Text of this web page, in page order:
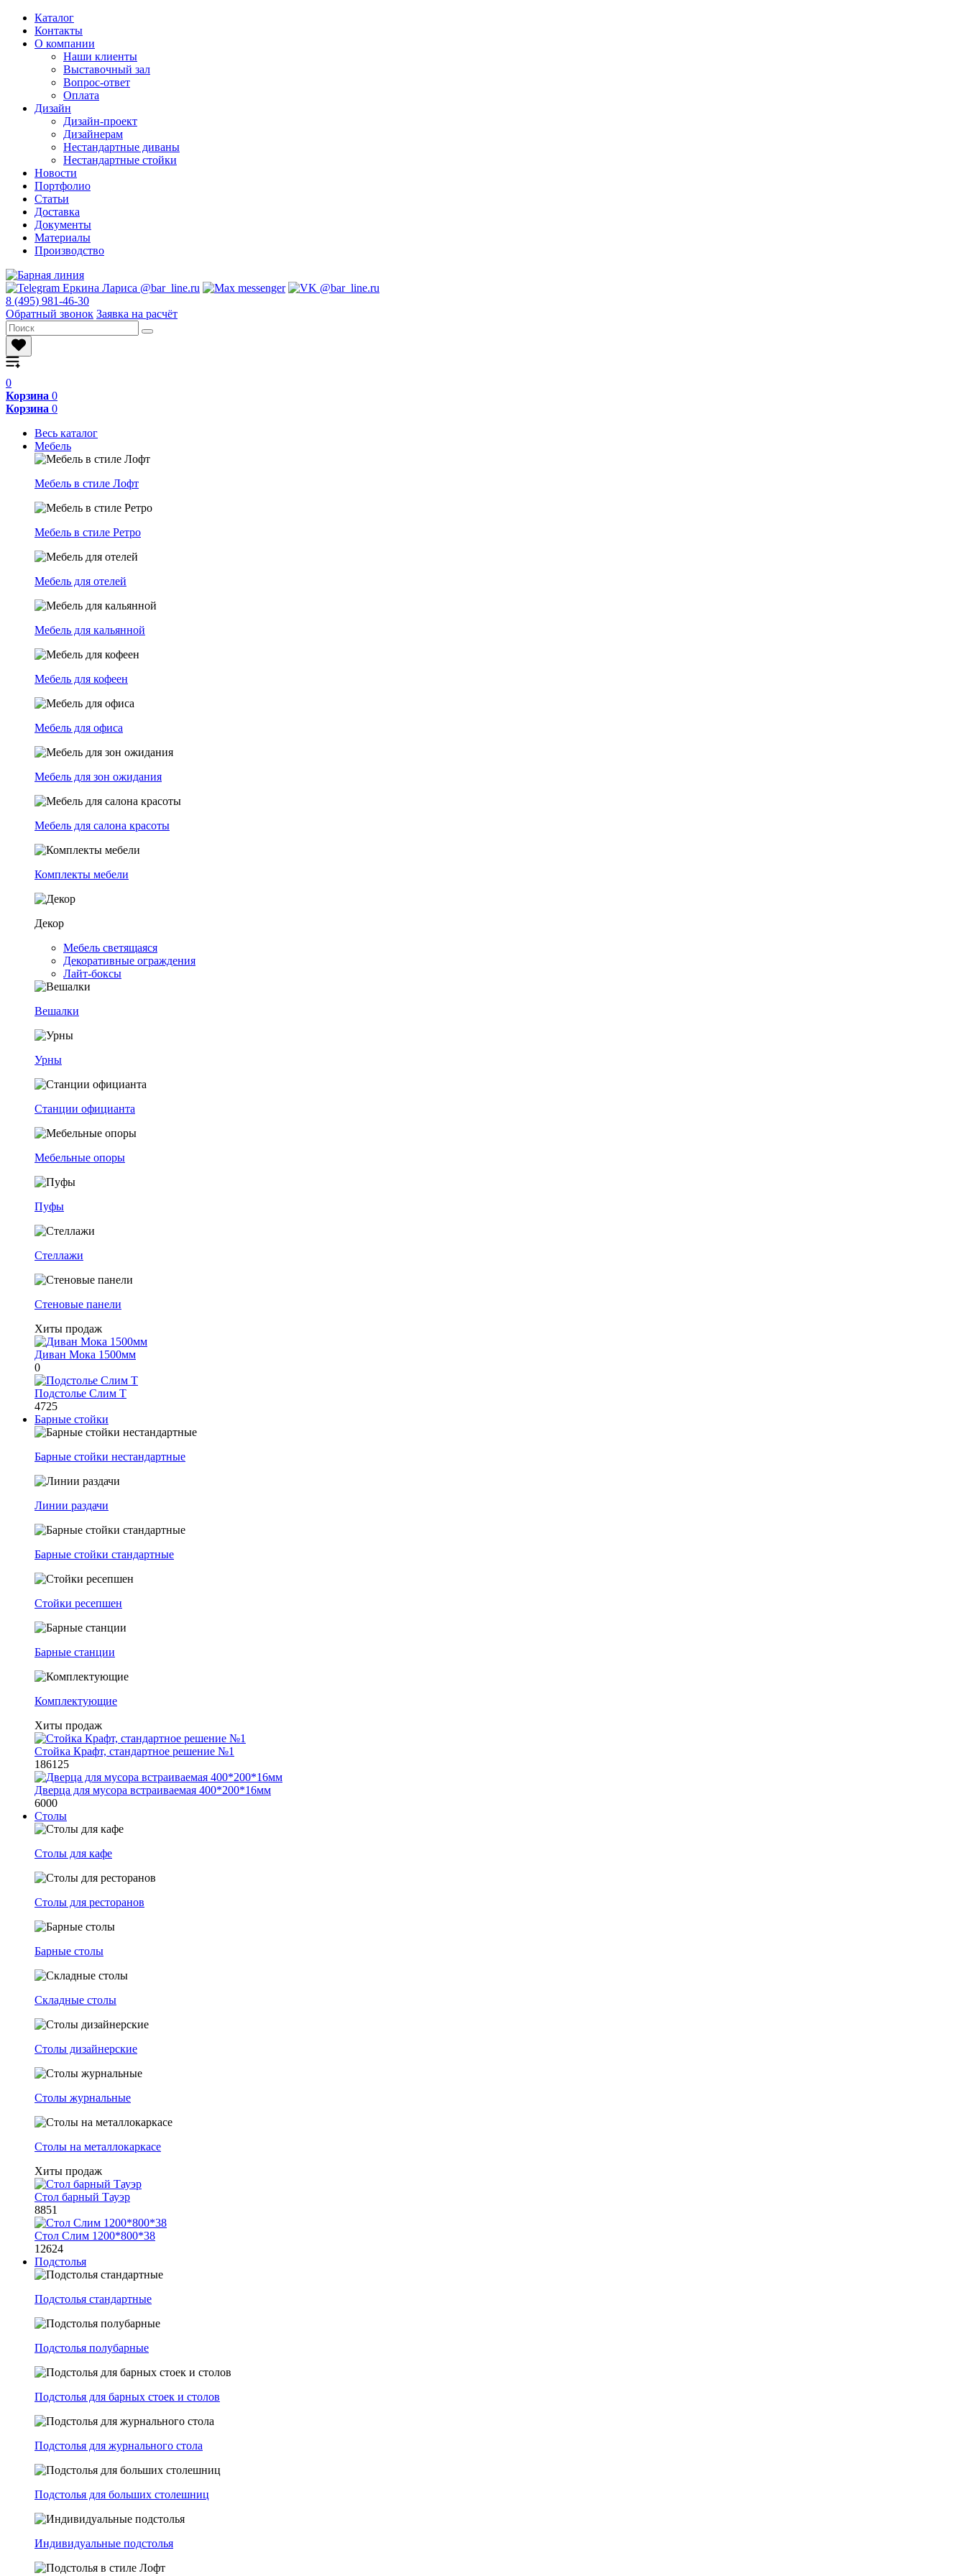
Каталог
Контакты
О компании
Наши клиенты
Выставочный зал
Вопрос-ответ
Оплата
Дизайн
Дизайн-проект
Дизайнерам
Нестандартные диваны
Нестандартные стойки
Новости
Портфолио
Статьи
Доставка
Документы
Материалы
Производство
8 (495) 981-46-30
Обратный звонок Заявка на расчёт
0
Корзина 0
Корзина 0
Весь каталог
Мебель
Мебель в стиле Лофт
Мебель в стиле Ретро
Мебель для отелей
Мебель для кальянной
Мебель для кофеен
Мебель для офиса
Мебель для зон ожидания
Мебель для салона красоты
Комплекты мебели
Декор
Мебель светящаяся
Декоративные ограждения
Лайт-боксы
Вешалки
Урны
Станции официанта
Мебельные опоры
Пуфы
Стеллажи
Стеновые панели
Хиты продаж
Диван Мока 1500мм
0
Подстолье Слим Т
4725
Барные стойки
Барные стойки нестандартные
Линии раздачи
Барные стойки стандартные
Стойки ресепшен
Барные станции
Комплектующие
Хиты продаж
Стойка Крафт, стандартное решение №1
186125
Дверца для мусора встраиваемая 400*200*16мм
6000
Столы
Столы для кафе
Столы для ресторанов
Барные столы
Складные столы
Столы дизайнерские
Столы журнальные
Столы на металлокаркасе
Хиты продаж
Стол барный Тауэр
8851
Стол Слим 1200*800*38
12624
Подстолья
Подстолья стандартные
Подстолья полубарные
Подстолья для барных стоек и столов
Подстолья для журнального стола
Подстолья для больших столешниц
Индивидуальные подстолья